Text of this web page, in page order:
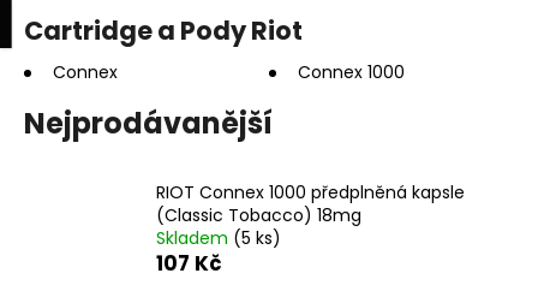
Přejít
na
obsah
Cartridge a Pody Riot
Connex Connex 1000
Nejprodávanější
RIOT Connex 1000 předplněná kapsle
(Classic Tobacco) 18mg
Skladem (5 ks)
107 Kč
o
C